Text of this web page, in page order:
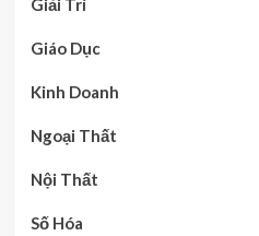
Giải Trí
Giáo Dục
Kinh Doanh
Ngoại Thất
Nội Thất
Số Hóa